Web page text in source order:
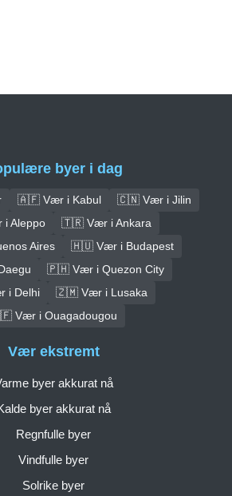
byer i dag
🇦🇫 Vær i Kabul
🇨🇳 Vær i Jilin
Aleppo
🇹🇷 Vær i Ankara
Aires
🇭🇺 Vær i Budapest
🇵🇭 Vær i Quezon City
Delhi
🇿🇲 Vær i Lusaka
Vær i Ouagadougou
Vær ekstremt
byer akkurat nå
byer akkurat nå
Regnfulle byer
Vindfulle byer
Solrike byer